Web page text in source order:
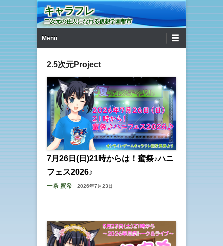
キャラフレ
二次元の住人になれる仮想学園都市
Menu
2.5次元Project
7月26日(日)21時からは！蜜祭♪ハニ
フェス2026♪
一条 蜜希 - 2026年7月23日